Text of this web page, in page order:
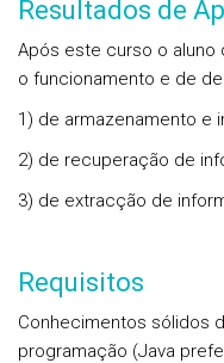
Resultados de
Após este curso o
o funcionamento e de
1) de armazenamento e
2) de recuperação de
3) de extracção de
Requisitos
Conhecimentos sólidos
programação (Java